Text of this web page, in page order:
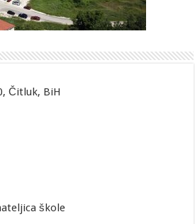
Čitluk, BiH
škole